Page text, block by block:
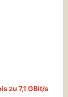
zu 7,1 GBit/s